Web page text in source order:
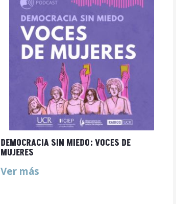
DEMOCRACIA SIN MIEDO: VOCES DE
MUJERES
Ver más